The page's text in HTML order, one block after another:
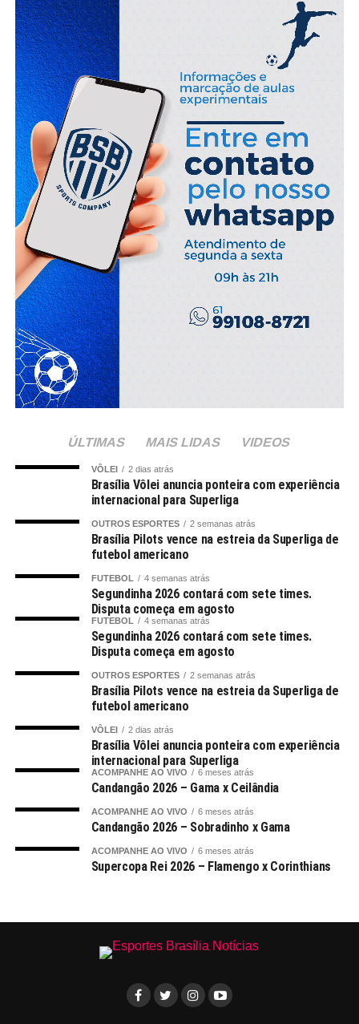
ÚLTIMAS MAIS LIDAS VIDEOS
VÔLEI 2 dias atrás
Brasília Vôlei anuncia ponteira com experiência
internacional para Superliga
OUTROS ESPORTES 2 semanas atrás
Brasília Pilots vence na estreia da Superliga de
futebol americano
FUTEBOL 4 semanas atrás
Segundinha 2026 contará com sete times.
Disputa começa em agosto
FUTEBOL 4 semanas atrás
Segundinha 2026 contará com sete times.
Disputa começa em agosto
OUTROS ESPORTES 2 semanas atrás
Brasília Pilots vence na estreia da Superliga de
futebol americano
VÔLEI 2 dias atrás
Brasília Vôlei anuncia ponteira com experiência
internacional para Superliga
ACOMPANHE AO VIVO 6 meses atrás
Candangão 2026 – Gama x Ceilândia
ACOMPANHE AO VIVO 6 meses atrás
Candangão 2026 – Sobradinho x Gama
ACOMPANHE AO VIVO 6 meses atrás
Supercopa Rei 2026 – Flamengo x Corinthians